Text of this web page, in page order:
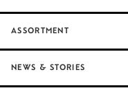
ASSORTMENT
NEWS & STORIES